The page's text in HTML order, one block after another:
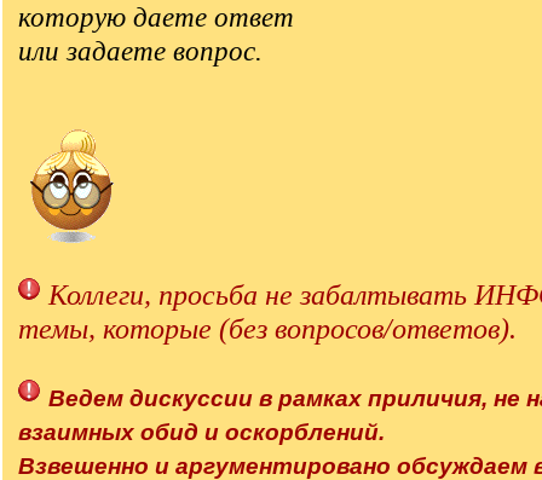
которую даете ответ
или задаете вопрос.
Коллеги, просьба не забалтывать
темы, которые (без вопросов/ответов).
Ведем дискуссии в рамках приличия, не
взаимных обид и оскорблений.
Взвешенно и аргументировано